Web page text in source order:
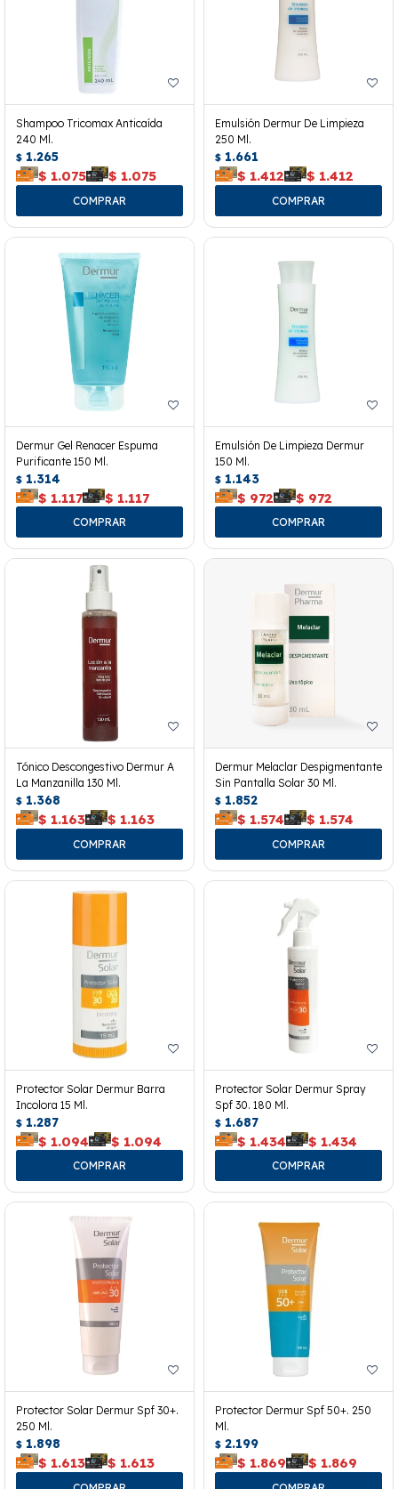
Shampoo Tricomax Anticaída
240 Ml.
$ 1.265
$ 1.075 $ 1.075
Emulsión Dermur De Limpieza
250 Ml.
$ 1.661
$ 1.412 $ 1.412
Dermur Gel Renacer Espuma
Purificante 150 Ml.
$ 1.314
$ 1.117 $ 1.117
Emulsión De Limpieza Dermur
150 Ml.
$ 1.143
$ 972 $ 972
Tónico Descongestivo Dermur A
La Manzanilla 130 Ml.
$ 1.368
$ 1.163 $ 1.163
Dermur Melaclar Despigmentante
Sin Pantalla Solar 30 Ml.
$ 1.852
$ 1.574 $ 1.574
Protector Solar Dermur Barra
Incolora 15 Ml.
$ 1.287
$ 1.094 $ 1.094
Protector Solar Dermur Spray
Spf 30. 180 Ml.
$ 1.687
$ 1.434 $ 1.434
Protector Solar Dermur Spf 30+.
250 Ml.
$ 1.898
$ 1.613 $ 1.613
Protector Dermur Spf 50+. 250
Ml.
$ 2.199
$ 1.869 $ 1.869